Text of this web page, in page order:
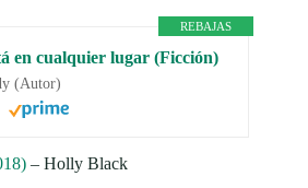
REBAJAS
en cualquier lugar (Ficción)
(Autor)
– Holly Black